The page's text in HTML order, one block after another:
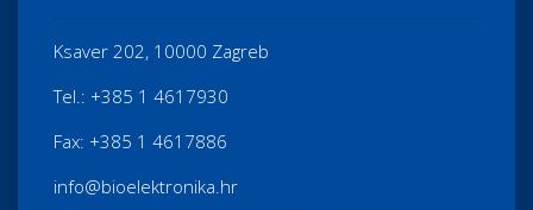
Ksaver 202, 10000 Zagreb
Tel.: +385 1 4617930
Fax: +385 1 4617886
info@bioelektronika.hr